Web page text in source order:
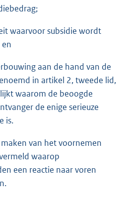
waarvoor subsidie wordt
aan de hand van de
in artikel 2, tweede lid,
waarom de beoogde
de enige serieuze
is.
van het voornemen
waarop
een reactie naar voren